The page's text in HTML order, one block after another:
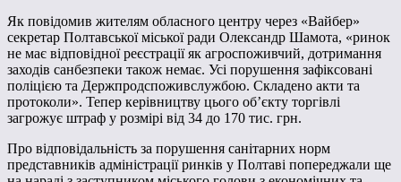
Як повідомив жителям обласного центру через «Вайбер»
секретар Полтавської міської ради Олександр Шамота, «ринок
не має відповідної реєстрації як агроспоживчий, дотримання
заходів санбезпеки також немає. Усі порушення зафіксовані
поліцією та Держпродспоживслужбою. Складено акти та
протоколи». Тепер керівництву цього об’єкту торгівлі
загрожує штраф у розмірі від 34 до 170 тис. грн.
Про відповідальність за порушення санітарних норм
представників адміністрації ринків у Полтаві попереджали ще